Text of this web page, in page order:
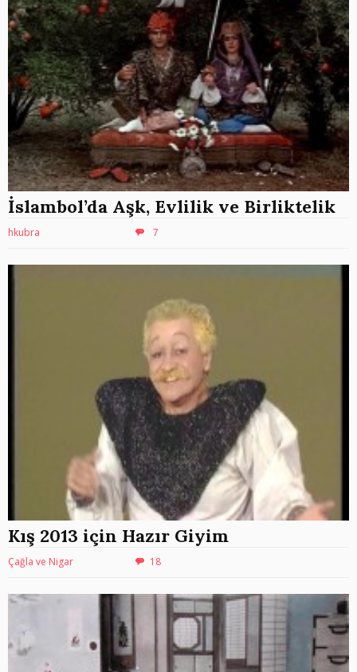
İslambol’da Aşk, Evlilik ve Birliktelik
hkubra 7
Kış 2013 için Hazır Giyim
Çağla ve Nigar 18